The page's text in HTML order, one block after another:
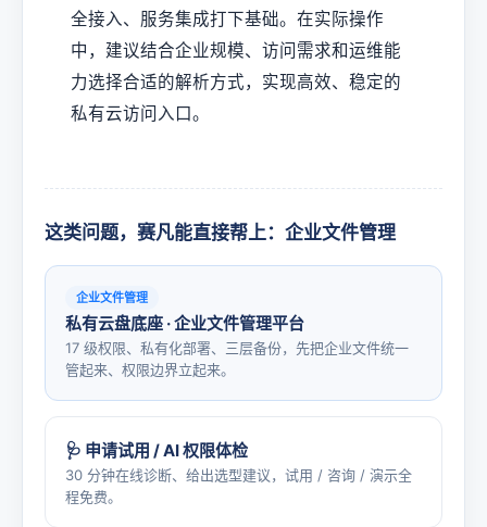
全接入、服务集成打下基础。在实际操作
中，建议结合企业规模、访问需求和运维能
力选择合适的解析方式，实现高效、稳定的
私有云访问入口。
这类问题，赛凡能直接帮上：企业文件管理
企业文件管理
私有云盘底座 · 企业文件管理平台
17 级权限、私有化部署、三层备份，先把企业文件统一
管起来、权限边界立起来。
🩺 申请试用 / AI 权限体检
30 分钟在线诊断、给出选型建议，试用 / 咨询 / 演示全
程免费。